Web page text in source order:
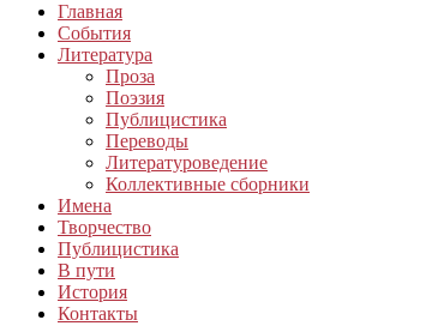
Главная
События
Литература
Проза
Поэзия
Публицистика
Переводы
Литературоведение
Коллективные сборники
Имена
Творчество
Публицистика
В пути
История
Контакты